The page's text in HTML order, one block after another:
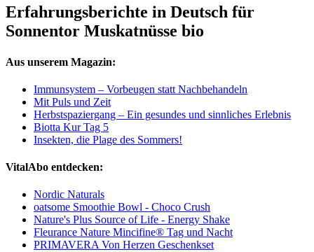
Erfahrungsberichte in Deutsch für
Sonnentor Muskatnüsse bio
Aus unserem Magazin:
Immunsystem – Vorbeugen statt Nachbehandeln
Mit Puls und Zeit
Herbstspaziergang – Ein gesundes und sinnliches Erlebnis
Biotta Kur Tag 5
Insekten, die Plage des Sommers!
VitalAbo entdecken:
Nordic Naturals
oatsome Smoothie Bowl - Choco Crush
Nature's Plus Source of Life - Energy Shake
Fleurance Nature Mincifine® Tag und Nacht
PRIMAVERA Von Herzen Geschenkset